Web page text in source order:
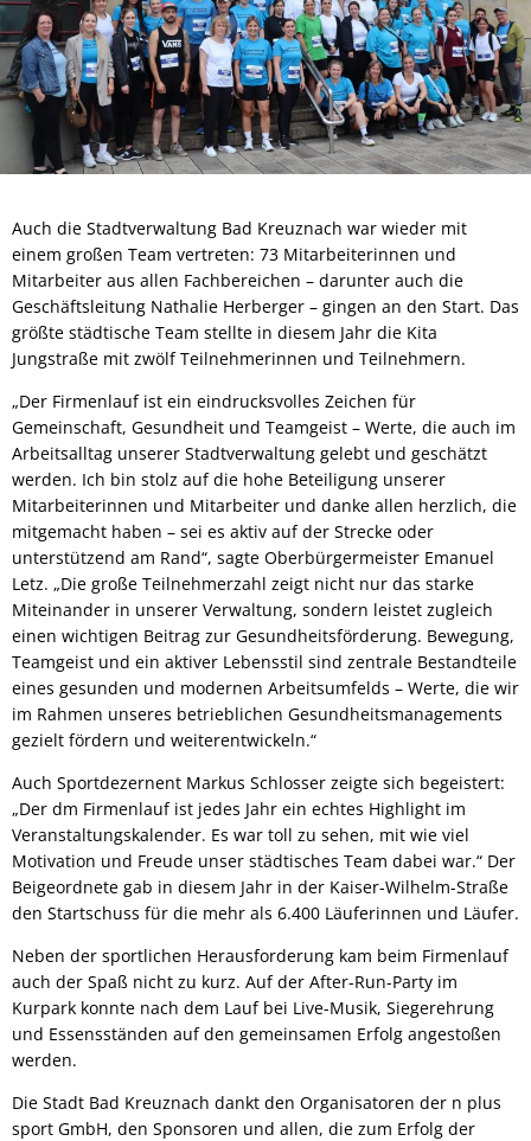
Auch die Stadtverwaltung Bad Kreuznach war wieder mit
einem großen Team vertreten: 73 Mitarbeiterinnen und
Mitarbeiter aus allen Fachbereichen – darunter auch die
Geschäftsleitung Nathalie Herberger – gingen an den Start. Das
größte städtische Team stellte in diesem Jahr die Kita
Jungstraße mit zwölf Teilnehmerinnen und Teilnehmern.
„Der Firmenlauf ist ein eindrucksvolles Zeichen für
Gemeinschaft, Gesundheit und Teamgeist – Werte, die auch im
Arbeitsalltag unserer Stadtverwaltung gelebt und geschätzt
werden. Ich bin stolz auf die hohe Beteiligung unserer
Mitarbeiterinnen und Mitarbeiter und danke allen herzlich, die
mitgemacht haben – sei es aktiv auf der Strecke oder
unterstützend am Rand“, sagte Oberbürgermeister Emanuel
Letz. „Die große Teilnehmerzahl zeigt nicht nur das starke
Miteinander in unserer Verwaltung, sondern leistet zugleich
einen wichtigen Beitrag zur Gesundheitsförderung. Bewegung,
Teamgeist und ein aktiver Lebensstil sind zentrale Bestandteile
eines gesunden und modernen Arbeitsumfelds – Werte, die wir
im Rahmen unseres betrieblichen Gesundheitsmanagements
gezielt fördern und weiterentwickeln.“
Auch Sportdezernent Markus Schlosser zeigte sich begeistert:
„Der dm Firmenlauf ist jedes Jahr ein echtes Highlight im
Veranstaltungskalender. Es war toll zu sehen, mit wie viel
Motivation und Freude unser städtisches Team dabei war.“ Der
Beigeordnete gab in diesem Jahr in der Kaiser-Wilhelm-Straße
den Startschuss für die mehr als 6.400 Läuferinnen und Läufer.
Neben der sportlichen Herausforderung kam beim Firmenlauf
auch der Spaß nicht zu kurz. Auf der After-Run-Party im
Kurpark konnte nach dem Lauf bei Live-Musik, Siegerehrung
und Essensständen auf den gemeinsamen Erfolg angestoßen
werden.
Die Stadt Bad Kreuznach dankt den Organisatoren der n plus
sport GmbH, den Sponsoren und allen, die zum Erfolg der